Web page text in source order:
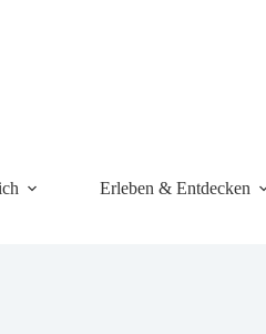
Erleben & Entdecken